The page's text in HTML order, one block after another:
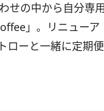
せの中から自分専用
」。リニューア
ローと一緒に定期便